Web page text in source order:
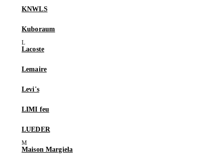
KNWLS
Kuboraum
Lacoste
Lemaire
Levi's
LIMI feu
LUEDER
Maison Margiela